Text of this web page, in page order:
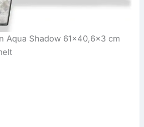
Aqua Shadow 61×40,6×3 cm